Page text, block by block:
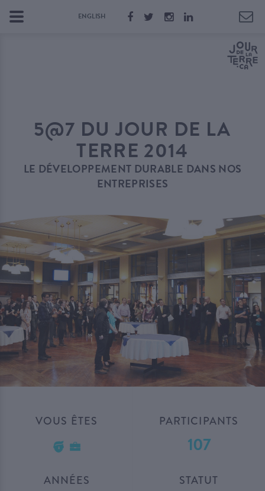
ENGLISH
5@7 DU JOUR DE LA
TERRE 2014
LE DÉVELOPPEMENT DURABLE DANS NOS
ENTREPRISES
VOUS ÊTES PARTICIPANTS
107
ANNÉES STATUT